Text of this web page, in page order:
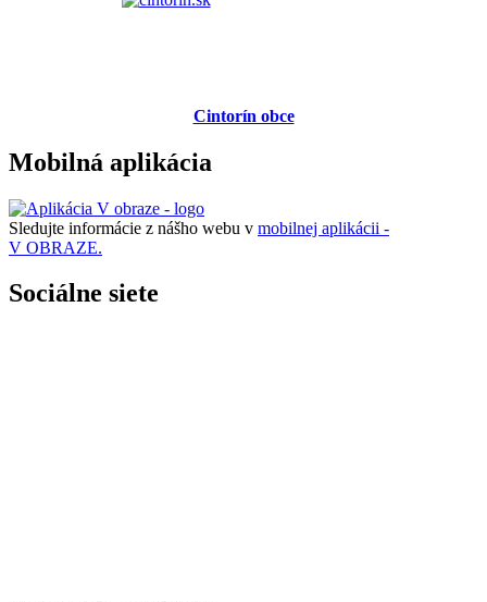
Cintorín obce
Mobilná aplikácia
Sledujte informácie z nášho webu v mobilnej aplikácii -
V OBRAZE.
Sociálne siete